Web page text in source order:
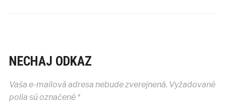
NECHAJ ODKAZ
Vaša e-mailová adresa nebude zverejnená. Vyžadované
polia sú označené *